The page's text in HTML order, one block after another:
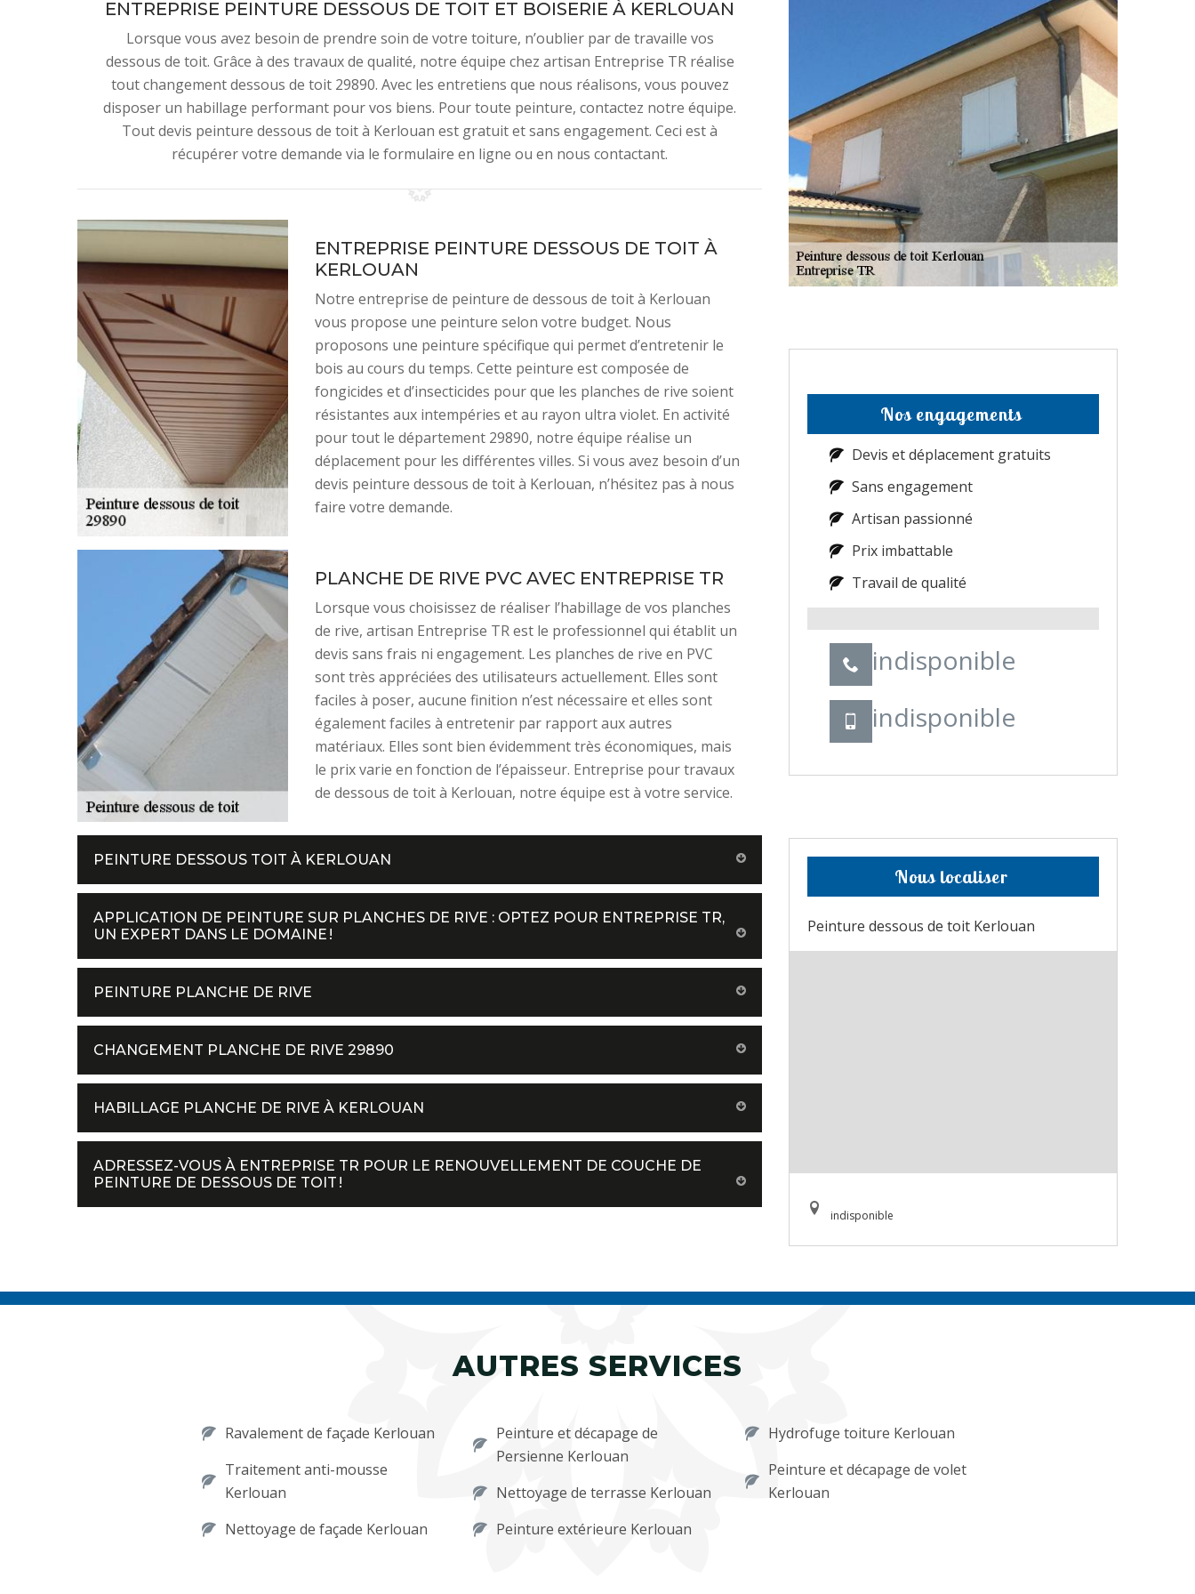
ENTREPRISE PEINTURE DESSOUS DE TOIT ET BOISERIE À KERLOUAN
Lorsque vous avez besoin de prendre soin de votre toiture, n’oublier par de travaille vos
dessous de toit. Grâce à des travaux de qualité, notre équipe chez artisan Entreprise TR réalise
tout changement dessous de toit 29890. Avec les entretiens que nous réalisons, vous pouvez
disposer un habillage performant pour vos biens. Pour toute peinture, contactez notre équipe.
Tout devis peinture dessous de toit à Kerlouan est gratuit et sans engagement. Ceci est à
récupérer votre demande via le formulaire en ligne ou en nous contactant.
ENTREPRISE PEINTURE DESSOUS DE TOIT À
KERLOUAN
Notre entreprise de peinture de dessous de toit à Kerlouan
vous propose une peinture selon votre budget. Nous
proposons une peinture spécifique qui permet d’entretenir le
bois au cours du temps. Cette peinture est composée de
fongicides et d’insecticides pour que les planches de rive soient
résistantes aux intempéries et au rayon ultra violet. En activité
pour tout le département 29890, notre équipe réalise un
déplacement pour les différentes villes. Si vous avez besoin d’un
devis peinture dessous de toit à Kerlouan, n’hésitez pas à nous
faire votre demande.
PLANCHE DE RIVE PVC AVEC ENTREPRISE TR
Lorsque vous choisissez de réaliser l’habillage de vos planches
de rive, artisan Entreprise TR est le professionnel qui établit un
devis sans frais ni engagement. Les planches de rive en PVC
sont très appréciées des utilisateurs actuellement. Elles sont
faciles à poser, aucune finition n’est nécessaire et elles sont
également faciles à entretenir par rapport aux autres
matériaux. Elles sont bien évidemment très économiques, mais
le prix varie en fonction de l’épaisseur. Entreprise pour travaux
de dessous de toit à Kerlouan, notre équipe est à votre service.
PEINTURE DESSOUS TOIT À KERLOUAN
APPLICATION DE PEINTURE SUR PLANCHES DE RIVE : OPTEZ POUR ENTREPRISE TR,
UN EXPERT DANS LE DOMAINE !
PEINTURE PLANCHE DE RIVE
CHANGEMENT PLANCHE DE RIVE 29890
HABILLAGE PLANCHE DE RIVE À KERLOUAN
ADRESSEZ-VOUS À ENTREPRISE TR POUR LE RENOUVELLEMENT DE COUCHE DE
PEINTURE DE DESSOUS DE TOIT !
Nos engagements
Devis et déplacement gratuits
Sans engagement
Artisan passionné
Prix imbattable
Travail de qualité
indisponible
indisponible
Nous localiser
Peinture dessous de toit Kerlouan
indisponible
AUTRES SERVICES
Ravalement de façade Kerlouan
Traitement anti-mousse
Kerlouan
Nettoyage de façade Kerlouan
Peinture et décapage de
Persienne Kerlouan
Nettoyage de terrasse Kerlouan
Peinture extérieure Kerlouan
Hydrofuge toiture Kerlouan
Peinture et décapage de volet
Kerlouan